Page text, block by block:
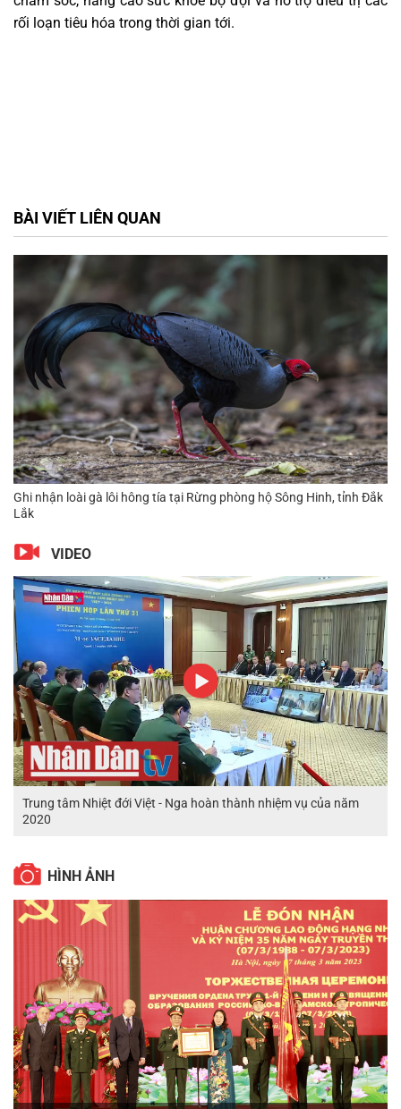
rối loạn tiêu hóa trong thời gian tới.
BÀI VIẾT LIÊN QUAN
phòng hộ Sông Hinh, tỉnh Đắk
Ghi nhận quần thể Thông hai lá
VIDEO
Trung tâm Nhiệt đới Việt - Nga hoàn thành nhiệm vụ của năm
2020
HÌNH ẢNH